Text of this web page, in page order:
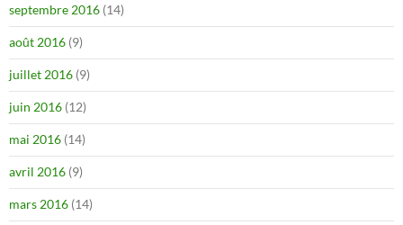
septembre 2016 (14)
août 2016 (9)
juillet 2016 (9)
juin 2016 (12)
mai 2016 (14)
avril 2016 (9)
mars 2016 (14)